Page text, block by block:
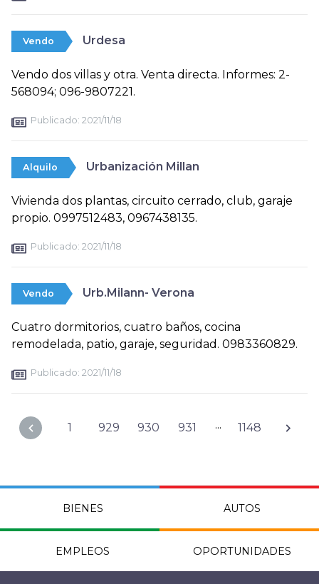
Vendo Urdesa
Vendo dos villas y otra. Venta directa. Informes: 2-
568094; 096-9807221.
Publicado: 2021/11/18
Alquilo Urbanización Millan
Vivienda dos plantas, circuito cerrado, club, garaje
propio. 0997512483, 0967438135.
Publicado: 2021/11/18
Vendo Urb.Milann- Verona
Cuatro dormitorios, cuatro baños, cocina
remodelada, patio, garaje, seguridad. 0983360829.
Publicado: 2021/11/18
1 929 930 931 ... 1148
BIENES AUTOS
EMPLEOS OPORTUNIDADES